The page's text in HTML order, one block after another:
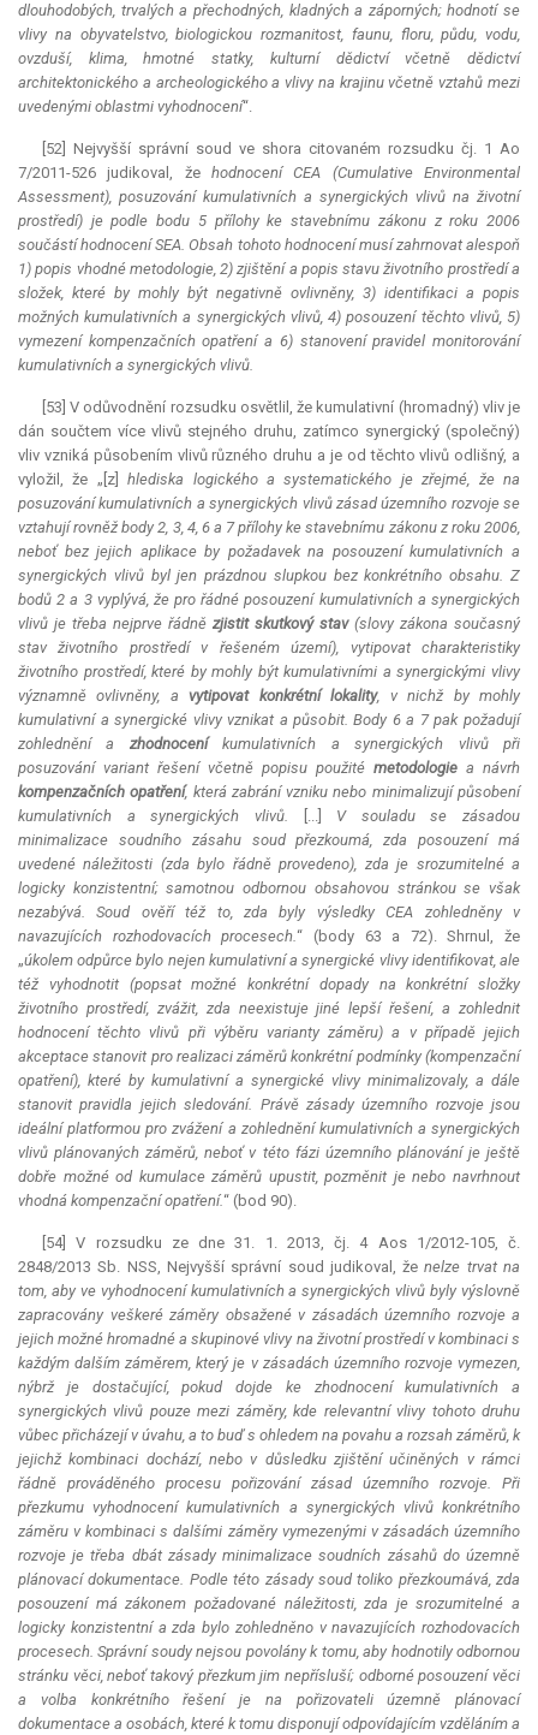
dlouhodobých, trvalých a přechodných, kladných a záporných; hodnotí se
vlivy na obyvatelstvo, biologickou rozmanitost, faunu, floru, půdu, vodu,
ovzduší, klima, hmotné statky, kulturní dědictví včetně dědictví
architektonického a archeologického a vlivy na krajinu včetně vztahů mezi
uvedenými oblastmi vyhodnocení“.
[52] Nejvyšší správní soud ve shora citovaném rozsudku čj. 1 Ao
7/2011-526 judikoval, že hodnocení CEA (Cumulative Environmental
Assessment), posuzování kumulativních a synergických vlivů na životní
prostředí) je podle bodu 5 přílohy ke stavebnímu zákonu z roku 2006
součástí hodnocení SEA. Obsah tohoto hodnocení musí zahrnovat alespoň
1) popis vhodné metodologie, 2) zjištění a popis stavu životního prostředí a
složek, které by mohly být negativně ovlivněny, 3) identifikaci a popis
možných kumulativních a synergických vlivů, 4) posouzení těchto vlivů, 5)
vymezení kompenzačních opatření a 6) stanovení pravidel monitorování
kumulativních a synergických vlivů.
[53] V odůvodnění rozsudku osvětlil, že kumulativní (hromadný) vliv je
dán součtem více vlivů stejného druhu, zatímco synergický (společný)
vliv vzniká působením vlivů různého druhu a je od těchto vlivů odlišný, a
vyložil, že „[z]hlediska logického a systematického je zřejmé, že na
posuzování kumulativních a synergických vlivů zásad územního rozvoje se
vztahují rovněž body 2, 3, 4, 6 a 7 přílohy ke stavebnímu zákonu z roku 2006,
neboť bez jejich aplikace by požadavek na posouzení kumulativních a
synergických vlivů byl jen prázdnou slupkou bez konkrétního obsahu. Z
bodů 2 a 3 vyplývá, že pro řádné posouzení kumulativních a synergických
vlivů je třeba nejprve řádně zjistit skutkový stav (slovy zákona současný
stav životního prostředí v řešeném území), vytipovat charakteristiky
životního prostředí, které by mohly být kumulativními a synergickými vlivy
významně ovlivněny, a vytipovat konkrétní lokality, v nichž by mohly
kumulativní a synergické vlivy vznikat a působit. Body 6 a 7 pak požadují
zohlednění a zhodnoceníkumulativních a synergických vlivů při
posuzování variant řešení včetně popisu použité metodologie a návrh
kompenzačních opatření, která zabrání vzniku nebo minimalizují působení
kumulativních a synergických vlivů.
[...] V souladu se zásadou
minimalizace soudního zásahu soud přezkoumá, zda posouzení má
uvedené náležitosti (zda bylo řádně provedeno), zda je srozumitelné a
logicky konzistentní; samotnou odbornou obsahovou stránkou se však
nezabývá. Soud ověří též to, zda byly výsledky CEA zohledněny v
navazujících rozhodovacích procesech.“ (body 63 a 72). Shrnul, že
„úkolem odpůrce bylo nejen kumulativní a synergické vlivy identifikovat, ale
též vyhodnotit (popsat možné konkrétní dopady na konkrétní složky
životního prostředí, zvážit, zda neexistuje jiné lepší řešení, a zohlednit
hodnocení těchto vlivů při výběru varianty záměru) a v případě jejich
akceptace stanovit pro realizaci záměrů konkrétní podmínky (kompenzační
opatření), které by kumulativní a synergické vlivy minimalizovaly, a dále
stanovit pravidla jejich sledování. Právě zásady územního rozvoje jsou
ideální platformou pro zvážení a zohlednění kumulativních a synergických
vlivů plánovaných záměrů, neboť v této fázi územního plánování je ještě
dobře možné od kumulace záměrů upustit, pozměnit je nebo navrhnout
vhodná kompenzační opatření.“ (bod 90).
[54] V rozsudku ze dne 31. 1. 2013, čj. 4 Aos 1/2012-105, č.
2848/2013 Sb. NSS, Nejvyšší správní soud judikoval, ženelze trvat na
tom, aby ve vyhodnocení kumulativních a synergických vlivů byly výslovně
zapracovány veškeré záměry obsažené v zásadách územního rozvoje a
jejich možné hromadné a skupinové vlivy na životní prostředí v kombinaci s
každým dalším záměrem, který je v zásadách územního rozvoje vymezen,
nýbrž je dostačující, pokud dojde ke zhodnocení kumulativních a
synergických vlivů pouze mezi záměry, kde relevantnívlivy tohoto druhu
vůbec přicházejí v úvahu, a to buď s ohledem na povahu a rozsah záměrů, k
jejichž kombinaci dochází, nebo v důsledku zjištění učiněných v rámci
řádně prováděného procesu pořizování zásad územního rozvoje. Při
přezkumu vyhodnocení kumulativních a synergických vlivů konkrétního
záměru v kombinaci s dalšími záměry vymezenými v zásadách územního
rozvoje je třeba dbát zásady minimalizace soudních zásahů do územně
plánovací dokumentace. Podle této zásady soud toliko přezkoumává, zda
posouzení má zákonem požadované náležitosti, zda je srozumitelné a
logicky konzistentní a zda bylo zohledněno v navazujících rozhodovacích
procesech. Správní soudy nejsou povolány k tomu, aby hodnotily odbornou
stránku věci, neboť takový přezkum jim nepřísluší; odborné posouzení věci
a volba konkrétního řešení je na pořizovateli územně plánovací
dokumentace a osobách, které k tomu disponují odpovídajícím vzděláním a